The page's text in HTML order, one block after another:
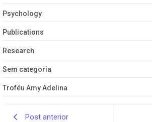
Psychology
Publications
Research
Sem categoria
Troféu Amy Adelina
Post anterior